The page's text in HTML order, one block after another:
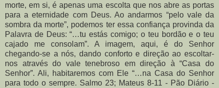
morte, em si, é apenas uma escolta que nos abre as portas
para a eternidade com Deus. Ao andarmos “pelo vale da
sombra da morte”, podemos ter essa confiança provinda da
Palavra de Deus: “…tu estás comigo; o teu bordão e o teu
cajado me consolam”. A imagem, aqui, é do Senhor
chegando-se a nós, dando conforto e direção ao escoltar-
nos através do vale tenebroso em direção à “Casa do
Senhor”. Ali, habitaremos com Ele “…na Casa do Senhor
para todo o sempre. Salmo 23; Mateus 8-11 - Pão Diário -